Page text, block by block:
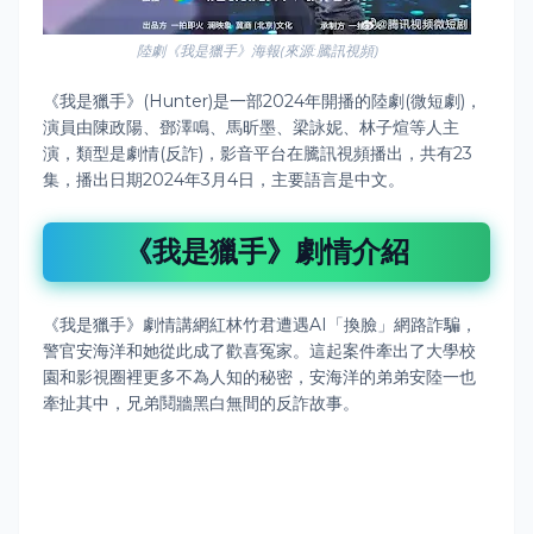
陸劇《我是獵手》海報(來源:騰訊視頻)
《我是獵手》(Hunter)是一部2024年開播的陸劇(微短劇)，
演員由陳政陽、鄧澤鳴、馬昕墨、梁詠妮、林子煊等人主
演，類型是劇情(反詐)，影音平台在騰訊視頻播出，共有23
集，播出日期2024年3月4日，主要語言是中文。
《我是獵手》劇情介紹
《我是獵手》 劇情講網紅林竹君遭遇AI「換臉」網路詐騙，
警官安海洋和她從此成了歡喜冤家。這起案件牽出了大學校
園和影視圈裡更多不為人知的秘密，安海洋的弟弟安陸一也
牽扯其中，兄弟鬩牆黑白無間的反詐故事。